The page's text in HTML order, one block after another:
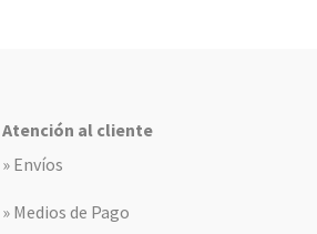
Atención al cliente
» Envíos
» Medios de Pago